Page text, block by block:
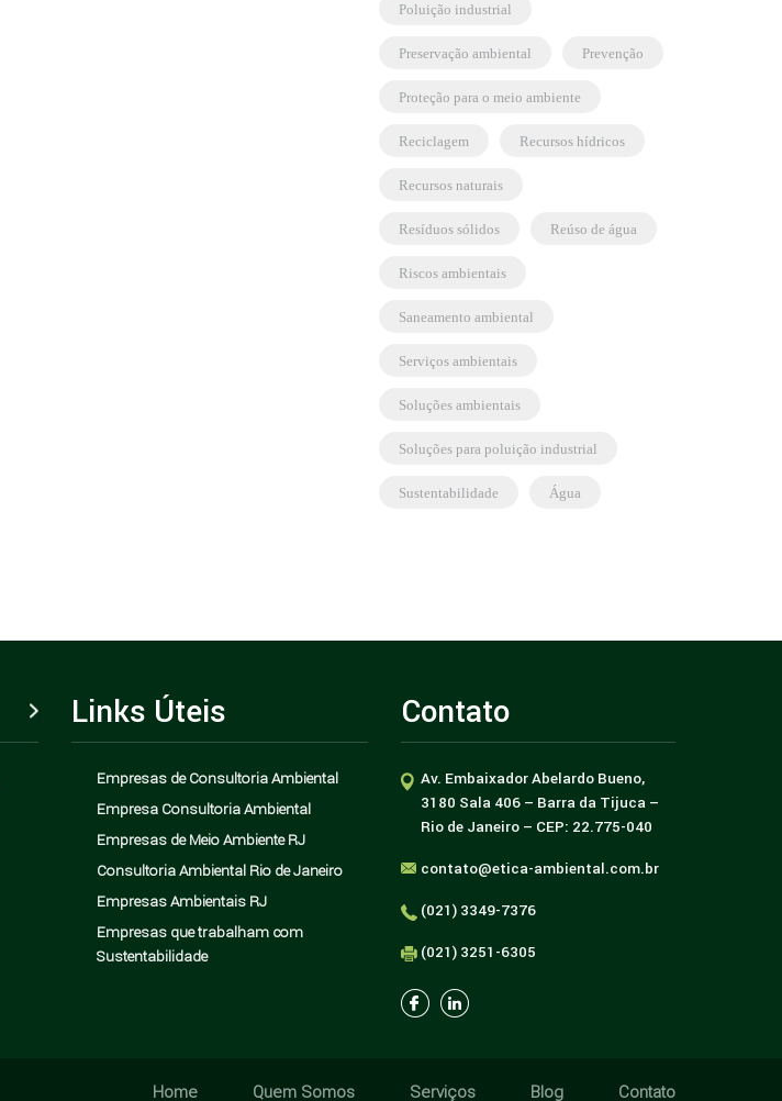
poluição industrial
preservação ambiental prevenção
proteção para o meio ambiente
reciclagem recursos hídricos
recursos naturais
resíduos sólidos reúso de água
riscos ambientais
saneamento ambiental
serviços ambientais
soluções ambientais
soluções para poluição industrial
sustentabilidade água
Greenwashing nas
empresas: como
evitar esse
Como aplicar ações
sustentáveis para
empresas?
Links Úteis
Empresas de Consultoria Ambiental
Empresa Consultoria Ambiental
Empresas de Meio Ambiente RJ
Consultoria Ambiental Rio de Janeiro
Empresas Ambientais RJ
Empresas que trabalham com
Sustentabilidade
Contato
Av. Embaixador Abelardo Bueno,
3180 Sala 406 – Barra da Tijuca –
Rio de Janeiro – CEP: 22.775-040
contato@etica-ambiental.com.br
(021) 3349-7376
(021) 3251-6305
Home Quem Somos Serviços Blog Contato